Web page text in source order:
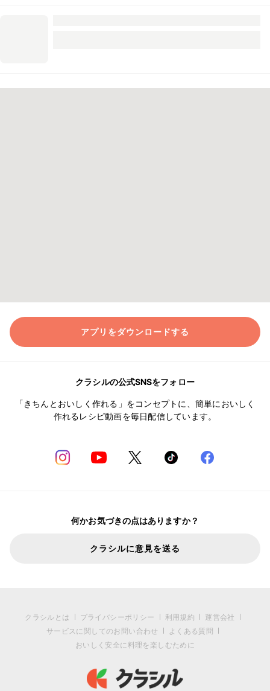
アプリをダウンロードする
クラシルの公式SNSをフォロー
「きちんとおいしく作れる」をコンセプトに、簡単においしく
作れるレシピ動画を毎日配信しています。
何かお気づきの点はありますか？
クラシルに意見を送る
クラシルとは プライバシーポリシー 利用規約
運営会社
サービスに関してのお問い合わせ
よくある質問
おいしく安全に料理を楽しむために